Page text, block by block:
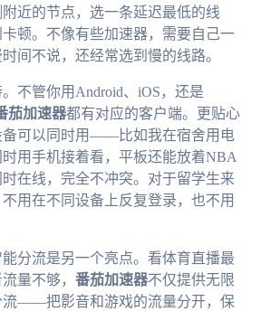
近的节点，选一条延迟最低的线
顿。不像有些加速器，需要自己一
间不说，还经常选到慢的线路。
不管你用Android、iOS，还是
茄加速器都有对应的客户端。更贴心
备可以同时用——比如我在宿舍用电
用手机接着看，平板还能放着NBA
在线，完全不冲突。对于留学生来
用在不同设备上反复登录，也不用
分流是另一个亮点。看体育直播最
量不够， 番茄加速器不仅提供无限
流——把影音和游戏的流量分开，保